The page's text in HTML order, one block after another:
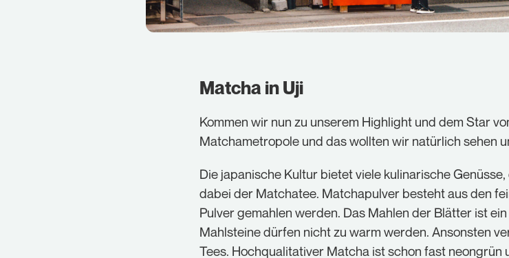
Matcha in Uji
Kommen wir nun zu unserem Highlight und dem Star
Matchametropole und das wollten wir natürlich sehen
Die japanische Kultur bietet viele kulinarische
dabei der Matchatee. Matchapulver besteht aus den
Pulver gemahlen werden. Das Mahlen der Blätter ist
Mahlsteine dürfen nicht zu warm werden. Ansonsten
Tees. Hochqualitativer Matcha ist schon fast neongrün